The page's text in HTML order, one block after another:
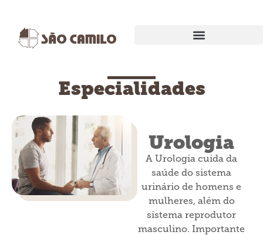
Especialidades
Urologia
A Urologia cuida da
saúde do sistema
urinário de homens e
mulheres, além do
sistema reprodutor
masculino. Importante